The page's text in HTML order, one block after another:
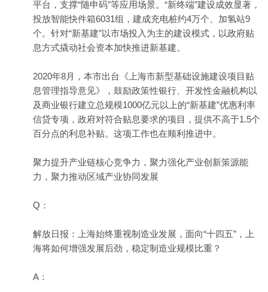
平台，支撑“随申码”等应用场景。“新终端”建设成效显著，
投放智能快件箱6031组，建成充电桩约4万个、加氢站9
个。针对“新基建”以市场投入为主的建设模式，以政府贴
息方式撬动社会资本加快推进新基建。
2020年8月，本市出台《上海市新型基础设施建设项目贴
息管理指导意见》，鼓励政策性银行、开发性金融机构以
及商业银行建立总规模1000亿元以上的“新基建”优惠利率
信贷专项，政府对符合贴息要求的项目，提供不高于1.5个
百分点的利息补贴。这项工作也在顺利推进中。
聚力提升产业链核心竞争力，聚力强化产业创新策源能
力，聚力推动区域产业协同发展
Q：
解放日报：上海始终重视制造业发展，面向“十四五”，上
海将如何增强发展后劲，稳定制造业规模比重？
A：